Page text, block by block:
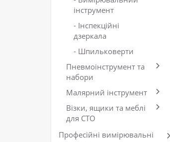
інструмент
- Інспекційні
дзеркала
- Шпильковерти
Пневмоінструмент та
набори
Малярний інструмент
Візки, ящики та меблі
для СТО
Професійні вимірювальні